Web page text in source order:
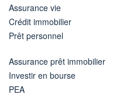
Assurance vie
Crédit immobilier
Prêt personnel
Assurance prêt immobilier
Investir en bourse
PEA